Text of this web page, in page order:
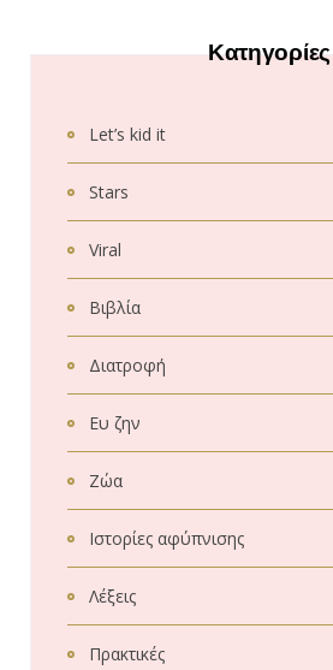
Κατηγορίες
Let’s kid it
Stars
Viral
Βιβλία
Διατροφή
Ευ ζην
Ζώα
Ιστορίες αφύπνισης
Λέξεις
Πρακτικές